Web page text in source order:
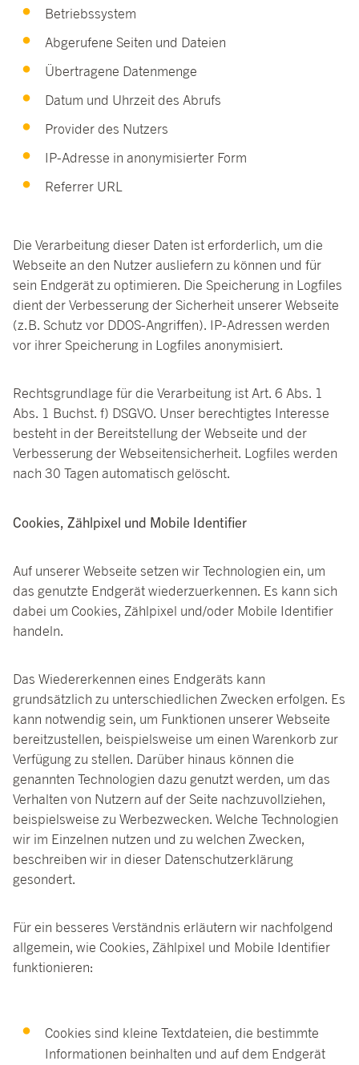
Betriebssystem
Abgerufene Seiten und Dateien
Übertragene Datenmenge
Datum und Uhrzeit des Abrufs
Provider des Nutzers
IP-Adresse in anonymisierter Form
Referrer URL
Die Verarbeitung dieser Daten ist erforderlich, um die
Webseite an den Nutzer ausliefern zu können und für
sein Endgerät zu optimieren. Die Speicherung in Logfiles
dient der Verbesserung der Sicherheit unserer Webseite
(z.B. Schutz vor DDOS-Angriffen). IP-Adressen werden
vor ihrer Speicherung in Logfiles anonymisiert.
Rechtsgrundlage für die Verarbeitung ist Art. 6 Abs. 1
Abs. 1 Buchst. f) DSGVO. Unser berechtigtes Interesse
besteht in der Bereitstellung der Webseite und der
Verbesserung der Webseitensicherheit. Logfiles werden
nach 30 Tagen automatisch gelöscht.
Cookies, Zählpixel und Mobile Identifier
Auf unserer Webseite setzen wir Technologien ein, um
das genutzte Endgerät wiederzuerkennen. Es kann sich
dabei um Cookies, Zählpixel und/oder Mobile Identifier
handeln.
Das Wiedererkennen eines Endgeräts kann
grundsätzlich zu unterschiedlichen Zwecken erfolgen. Es
kann notwendig sein, um Funktionen unserer Webseite
bereitzustellen, beispielsweise um einen Warenkorb zur
Verfügung zu stellen. Darüber hinaus können die
genannten Technologien dazu genutzt werden, um das
Verhalten von Nutzern auf der Seite nachzuvollziehen,
beispielsweise zu Werbezwecken. Welche Technologien
wir im Einzelnen nutzen und zu welchen Zwecken,
beschreiben wir in dieser Datenschutzerklärung
gesondert.
Für ein besseres Verständnis erläutern wir nachfolgend
allgemein, wie Cookies, Zählpixel und Mobile Identifier
funktionieren:
Cookies sind kleine Textdateien, die bestimmte
Informationen beinhalten und auf dem Endgerät